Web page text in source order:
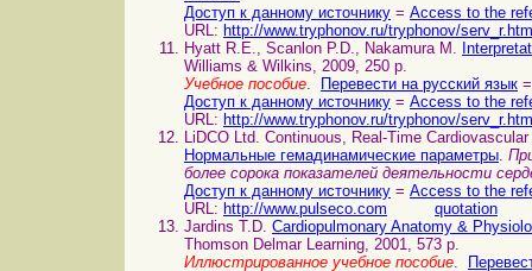
Доступ к данному источнику = Access to the
URL: http://www.tryphonov.ru/tryphonov/
Hyatt R.E., Scanlon P.D., Nakamura M.
Williams & Wilkins, 2009, 250 p.
Учебное пособие. Перевести на русский язык =
Доступ к данному источнику = Access to the
URL: http://www.tryphonov.ru/tryphonov/
LiDCO Ltd. Continuous, Real-Time
Нормальные гемадинамические параметры.
более сорока показателей деятельности
Доступ к данному источнику = Access to the
URL: http://www.pulseco.com
quotation
Jardins T.D. Cardiopulmonary Anatomy &
Thomson Delmar Learning, 2001, 573 p.
Иллюстрированное учебное пособие.